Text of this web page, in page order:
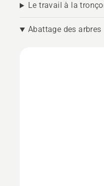
Le travail à la
Abattage des arbres